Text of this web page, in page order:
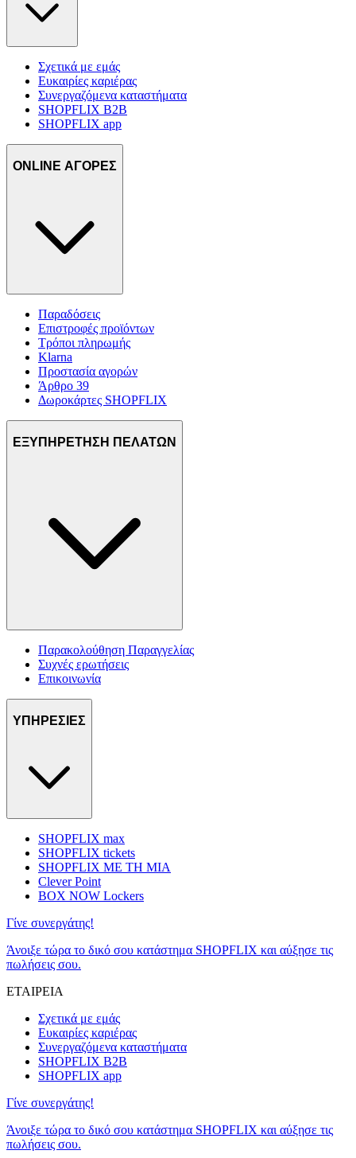
Σχετικά με εμάς
Ευκαιρίες καριέρας
Συνεργαζόμενα καταστήματα
SHOPFLIX B2B
SHOPFLIX app
ONLINE ΑΓΟΡΕΣ
Παραδόσεις
Επιστροφές προϊόντων
Τρόποι πληρωμής
Klarna
Προστασία αγορών
Άρθρο 39
Δωροκάρτες SHOPFLIX
ΕΞΥΠΗΡΕΤΗΣΗ ΠΕΛΑΤΩΝ
Παρακολούθηση Παραγγελίας
Συχνές ερωτήσεις
Επικοινωνία
ΥΠΗΡΕΣΙΕΣ
SHOPFLIX max
SHOPFLIX tickets
SHOPFLIX ΜΕ ΤΗ ΜΙΑ
Clever Point
BOX NOW Lockers
Γίνε συνεργάτης!
Άνοιξε τώρα το δικό σου κατάστημα SHOPFLIX και αύξησε τις
πωλήσεις σου.
ΕΤΑΙΡΕΙΑ
Σχετικά με εμάς
Ευκαιρίες καριέρας
Συνεργαζόμενα καταστήματα
SHOPFLIX B2B
SHOPFLIX app
Γίνε συνεργάτης!
Άνοιξε τώρα το δικό σου κατάστημα SHOPFLIX και αύξησε τις
πωλήσεις σου.